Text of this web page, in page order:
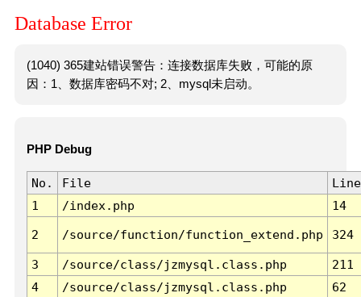
Database Error
(1040) 365建站错误警告：连接数据库失败，可能的原
因：1、数据库密码不对; 2、mysql未启动。
PHP Debug
No. File
Line
1
/index.php 14
2 /source/function/function_extend.php 324
3 /source/class/jzmysql.class.php
211
4
/source/class/jzmysql.class.php
62